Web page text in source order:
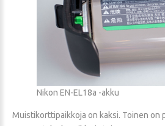
Nikon EN-EL18a -akku
Muistikorttipaikkoja on kaksi. Toinen on